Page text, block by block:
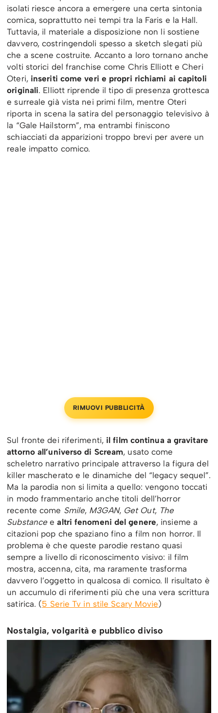
isolati riesce ancora a emergere una certa sintonia
comica, soprattutto nei tempi tra la Faris e la Hall.
Tuttavia, il materiale a disposizione non li sostiene
davvero, costringendoli spesso a sketch slegati più
che a scene costruite. Accanto a loro tornano anche
volti storici del franchise come Chris Elliott e Cheri
Oteri, inseriti come veri e propri richiami ai capitoli
originali. Elliott riprende il tipo di presenza grottesca
e surreale già vista nei primi film, mentre Oteri
riporta in scena la satira del personaggio televisivo à
la “Gale Hailstorm”, ma entrambi finiscono
schiacciati da apparizioni troppo brevi per avere un
reale impatto comico.
RIMUOVI PUBBLICITÀ
Sul fronte dei riferimenti,il film continua a gravitare
attorno all’universo di Scream, usato come
scheletro narrativo principale attraverso la figura del
killer mascherato e le dinamiche del “legacy sequel”.
Ma la parodia non si limita a quello: vengono toccati
in modo frammentario anche titoli dell’horror
recente come Smile, M3GAN, Get Out, The
Substance e altri fenomeni del genere, insieme a
citazioni pop che spaziano fino a film non horror. Il
problema è che queste parodie restano quasi
sempre a livello di riconoscimento visivo: il film
mostra, accenna, cita, ma raramente trasforma
davvero l’oggetto in qualcosa di comico. Il risultato è
un accumulo di riferimenti più che una vera scrittura
satirica. (5 Serie Tv in stile Scary Movie)
Nostalgia, volgarità e pubblico diviso